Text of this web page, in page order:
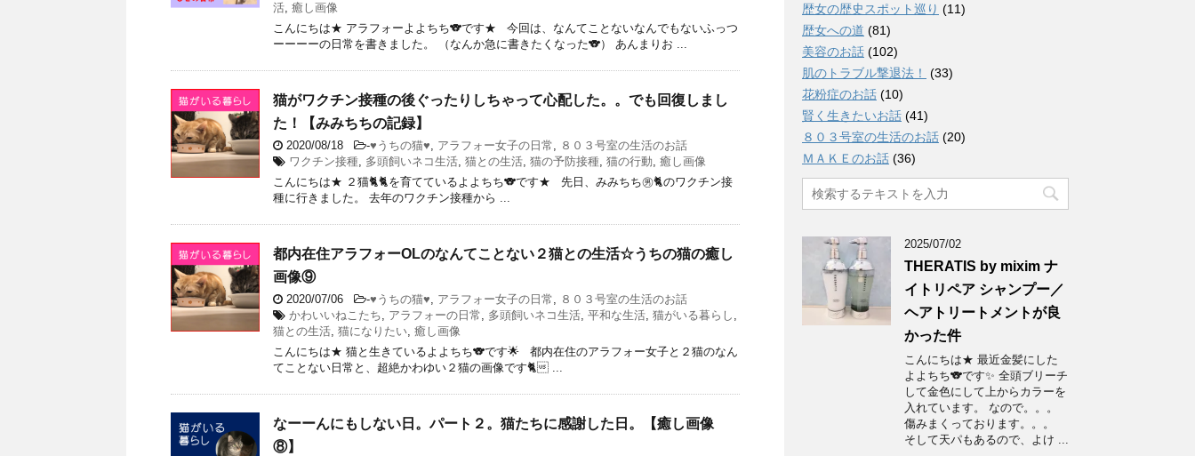
活, 癒し画像
こんにちは★ アラフォーよよちち🐨です★ 今回は、なんてことないなんでもないふっつ
ーーーーの日常を書きました。 （なんか急に書きたくなった🐨） あんまりお ...
猫がワクチン接種の後ぐったりしちゃって心配した。。でも回復しまし
た！【みみちちの記録】
2020/08/18 -♥うちの猫♥, アラフォー女子の日常, ８０３号室の生活のお話
ワクチン接種, 多頭飼いネコ生活, 猫との生活, 猫の予防接種, 猫の行動, 癒し画像
こんにちは★ ２猫🐈🐈を育てているよよちち🐨です★ 先日、みみちち㊚🐈のワクチン接
種に行きました。 去年のワクチン接種から ...
都内在住アラフォーOLのなんてことない２猫との生活☆うちの猫の癒し
画像⑨
2020/07/06 -♥うちの猫♥, アラフォー女子の日常, ８０３号室の生活のお話
かわいいねこたち, アラフォーの日常, 多頭飼いネコ生活, 平和な生活, 猫がいる暮らし ,
猫との生活, 猫になりたい, 癒し画像
こんにちは★ 猫と生きているよよちち🐨です🌟 都内在住のアラフォー女子と２猫のなん
てことない日常と、超絶かわゆい２猫の画像です🐈 ...
なーーんにもしない日。パート２。猫たちに感謝した日。【癒し画像
⑧】
歴女の歴史スポット巡り (11)
歴女への道 (81)
美容のお話 (102)
肌のトラブル撃退法！
(33)
花粉症のお話 (10)
賢く生きたいお話 (41)
８０３号室の生活のお話 (20)
ＭＡＫＥのお話 (36)
2025/07/02
THERATIS by mixim ナ
イトリペア シャンプー／
ヘアトリートメントが良
かった件
こんにちは★ 最近金髪にした
よよちち🐨です✨ 全頭ブリーチ
して金色にして上からカラーを
入れています。 なので。。。
傷みまくっております。。。
そして天パもあるので、よけ ...